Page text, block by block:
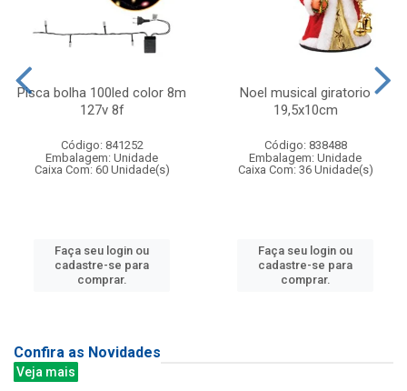
Pisca bolha 100led color 8m
127v 8f
Código: 841252
Embalagem: Unidade
Caixa Com: 60 Unidade(s)
Faça seu login ou
cadastre-se para
comprar.
Noel musical giratorio
19,5x10cm
Código: 838488
Embalagem: Unidade
Caixa Com: 36 Unidade(s)
Faça seu login ou
cadastre-se para
comprar.
Confira as Novidades
Veja mais